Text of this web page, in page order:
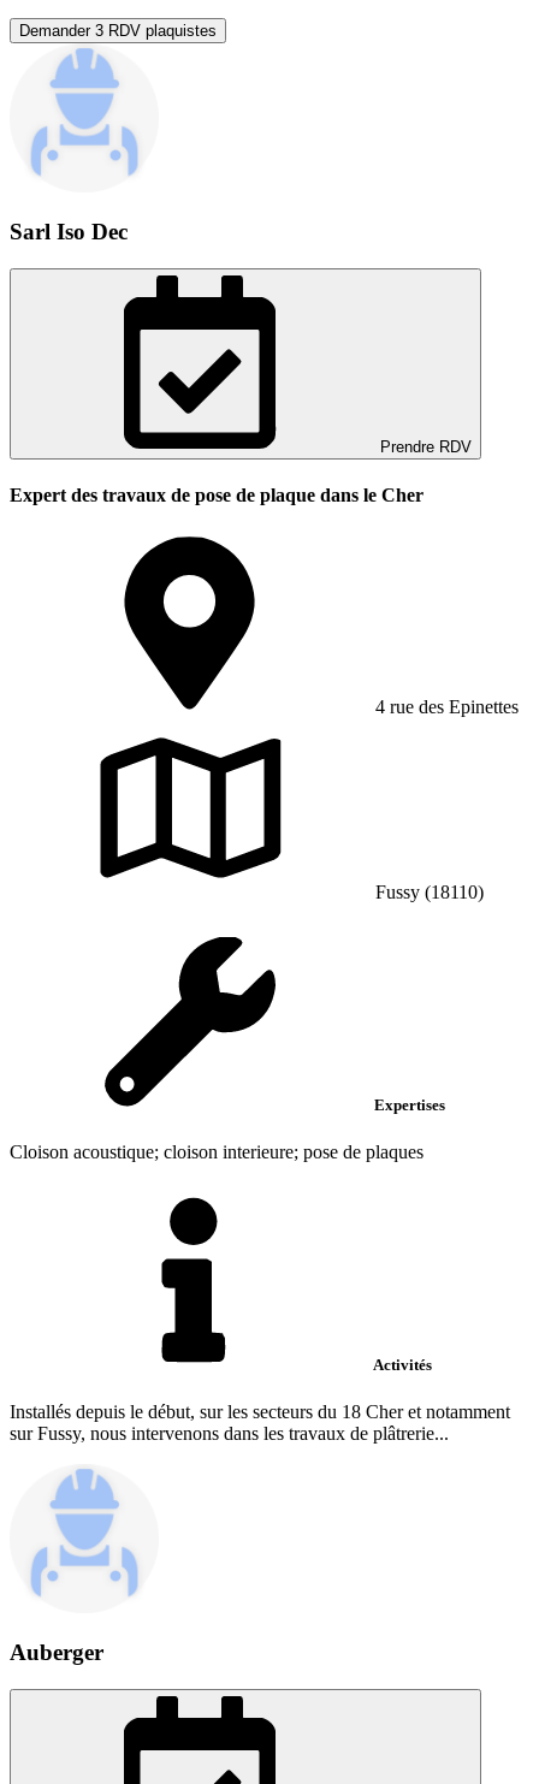
Demander 3 RDV plaquistes
Sarl Iso Dec
Prendre RDV
Expert des travaux de pose de plaque dans le Cher
4 rue des Epinettes
Fussy (18110)
Expertises
Cloison acoustique; cloison interieure; pose de plaques
Activités
Installés depuis le début, sur les secteurs du 18 Cher et notamment
sur Fussy, nous intervenons dans les travaux de plâtrerie...
Auberger